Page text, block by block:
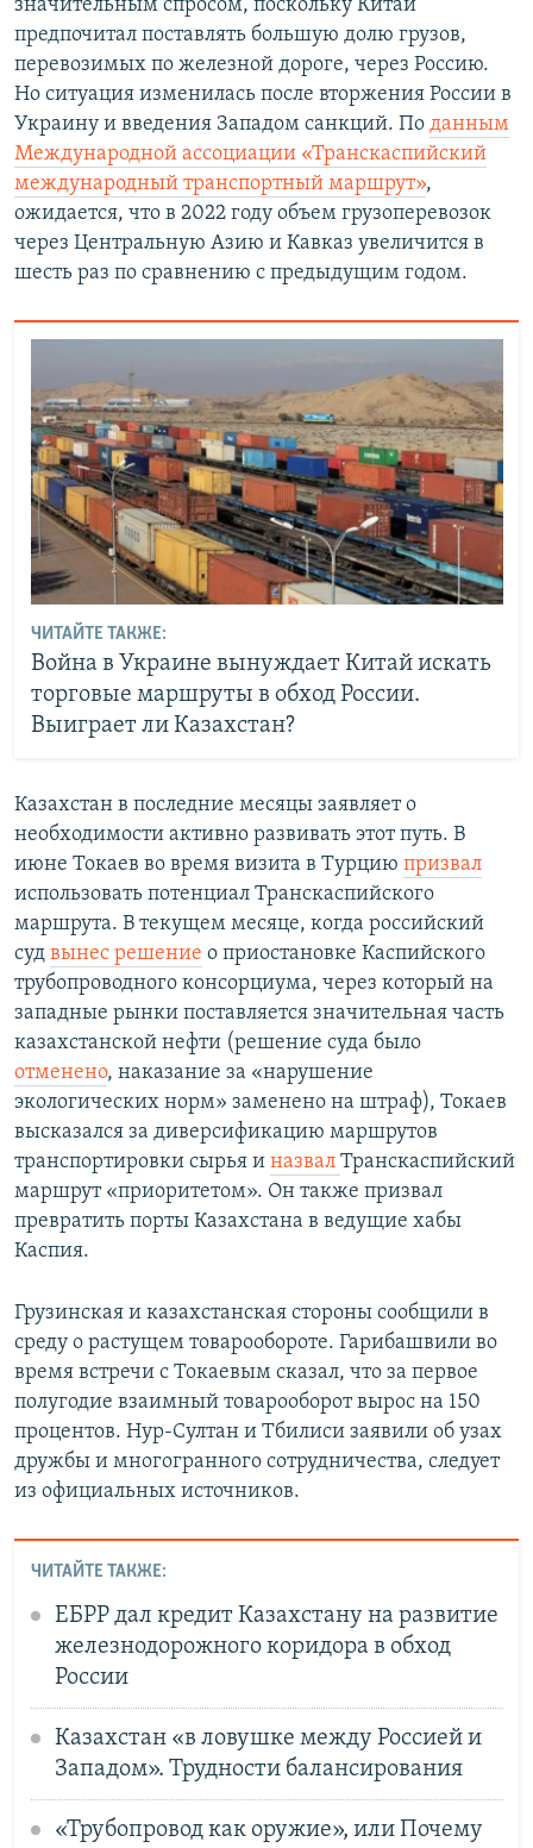
значительным спросом, поскольку Китай
предпочитал поставлять большую долю грузов,
перевозимых по железной дороге, через Россию.
Но ситуация изменилась после вторжения России в
Украину и введения Западом санкций. По данным
Международной ассоциации «Транскаспийский
международный транспортный маршрут»,
ожидается, что в 2022 году объем грузоперевозок
через Центральную Азию и Кавказ увеличится в
шесть раз по сравнению с предыдущим годом.
ЧИТАЙТЕ ТАКЖЕ:
Война в Украине вынуждает Китай искать
торговые маршруты в обход России.
Выиграет ли Казахстан?
Казахстан в последние месяцы заявляет о
необходимости активно развивать этот путь. В
июне Токаев во время визита в Турцию призвал
использовать потенциал Транскаспийского
маршрута. В текущем месяце, когда российский
суд вынес решение о приостановке Каспийского
трубопроводного консорциума, через который на
западные рынки поставляется значительная часть
казахстанской нефти (решение суда было
отменено, наказание за «нарушение
экологических норм» заменено на штраф), Токаев
высказался за диверсификацию маршрутов
транспортировки сырья и назвал Транскаспийский
маршрут «приоритетом». Он также призвал
превратить порты Казахстана в ведущие хабы
Каспия.
Грузинская и казахстанская стороны сообщили в
среду о растущем товарообороте. Гарибашвили во
время встречи с Токаевым сказал, что за первое
полугодие взаимный товарооборот вырос на 150
процентов. Нур-Султан и Тбилиси заявили об узах
дружбы и многогранного сотрудничества, следует
из официальных источников.
ЧИТАЙТЕ ТАКЖЕ:
ЕБРР дал кредит Казахстану на развитие
железнодорожного коридора в обход
России
Казахстан «в ловушке между Россией и
Западом». Трудности балансирования
«Трубопровод как оружие», или Почему